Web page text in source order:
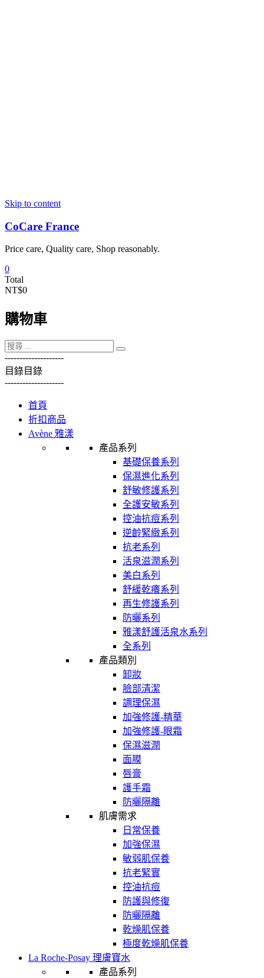
Skip to content
CoCare France
Price care, Quality care, Shop reasonably.
0
Total
NT$0
購物車
--------------------
目錄目錄
--------------------
首頁
折扣商品
Avène 雅漾
產品系列
基礎保養系列
保濕進化系列
舒敏修護系列
全護安敏系列
控油抗痘系列
逆齡緊緻系列
抗老系列
活泉滋潤系列
美白系列
舒緩乾癢系列
再生修護系列
防曬系列
雅漾舒護活泉水系列
全系列
產品類別
卸妝
臉部清潔
調理保濕
加強修護-精華
加強修護-眼霜
保濕滋潤
面膜
唇膏
護手霜
防曬隔離
肌膚需求
日常保養
加強保濕
敏弱肌保養
抗老緊實
控油抗痘
防護與修復
防曬隔離
乾燥肌保養
極度乾燥肌保養
La Roche-Posay 理膚寶水
產品系列